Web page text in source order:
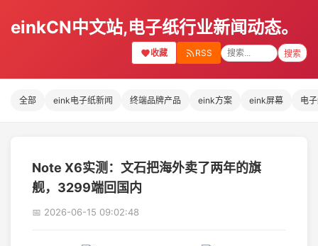
einkCN中文站,电子纸行业新闻动态。
收藏 RSS 搜索
全部 eink电子纸新闻 终端品牌产品 eink方案 eink屏幕 电
Note X6实测：文石把海外卖了两年的旗
舰，3299端回国内
📅 2026-06-15 09:02:48